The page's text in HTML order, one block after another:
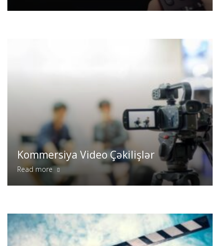
Kommersiya Video Çəkilişlər
Read more